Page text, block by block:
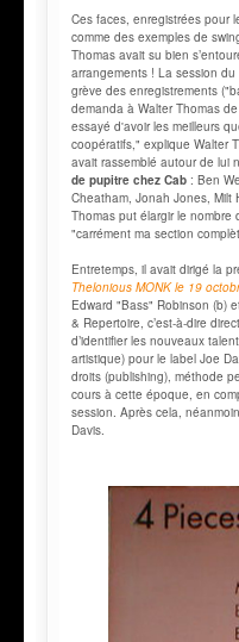
Ces faces, enregistrées pour
comme des exemples de
Thomas avait su bien
arrangements ! La session
grève des enregistrements
demanda à Walter Thomas
essayé d'avoir les meilleurs
coopératifs," explique Walter
avait rassemblé autour de lui
de pupitre chez Cab : Ben
Cheatham, Jonah Jones, Milt
Thomas put élargir le
"carrément ma section
Entretemps, il avait dirigé la
Thelonious MONK le 19
Edward "Bass" Robinson (b)
& Repertoire, c’est-à-dire
d’identifier les nouveaux
artistique) pour le label Joe
droits (publishing), méthode
cours à cette époque, en
session. Après cela,
Davis.